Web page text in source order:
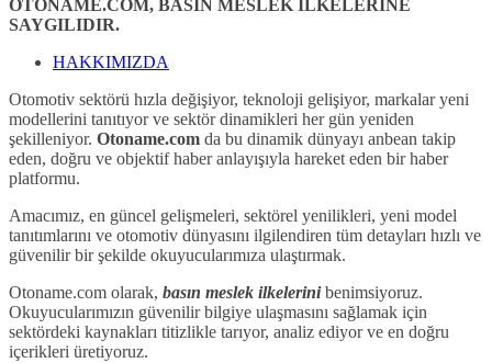
OTONAME.COM, BASIN MESLEK İLKELERİNE
SAYGILIDIR.
HAKKIMIZDA
Otomotiv sektörü hızla değişiyor, teknoloji gelişiyor, markalar yeni
modellerini tanıtıyor ve sektör dinamikleri her gün yeniden
şekilleniyor. Otoname.com da bu dinamik dünyayı anbean takip
eden, doğru ve objektif haber anlayışıyla hareket eden bir haber
platformu.
Amacımız, en güncel gelişmeleri, sektörel yenilikleri, yeni model
tanıtımlarını ve otomotiv dünyasını ilgilendiren tüm detayları hızlı ve
güvenilir bir şekilde okuyucularımıza ulaştırmak.
Otoname.com olarak, basın meslek ilkelerinibenimsiyoruz.
Okuyucularımızın güvenilir bilgiye ulaşmasını sağlamak için
sektördeki kaynakları titizlikle tarıyor, analiz ediyor ve en doğru
içerikleri üretiyoruz.